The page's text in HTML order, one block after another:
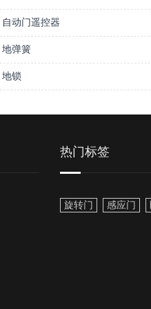
自动门遥控器
地弹簧
地锁
热门标签
旋转门 感应门